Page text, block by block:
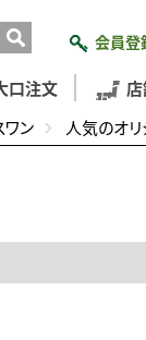
会員登
口注文
ン
人気のオリ